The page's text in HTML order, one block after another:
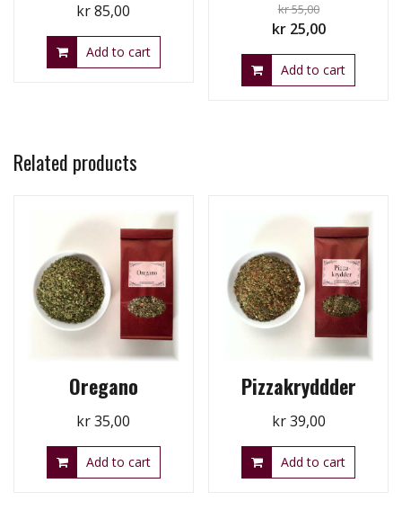
kr85,00
Add to cart
kr55,00
Original
price
was:
kr25,00Current
price
is:
Add to cart
Related products
Oregano
kr35,00
Add to cart
Pizzakryddder
kr39,00
Add to cart